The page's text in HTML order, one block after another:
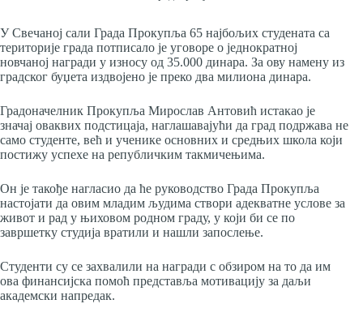
У Свечаној сали Града Прокупља 65 најбољих студената са
територије града потписало је уговоре о једнократној
новчаној награди у износу од 35.000 динара. За ову намену из
градског буџета издвојено је преко два милиона динара.
Градоначелник Прокупља Мирослав Антовић истакао је
значај оваквих подстицаја, наглашавајући да град подржава не
само студенте, већ и ученике основних и средњих школа који
постижу успехе на републичким такмичењима.
Он је такође нагласио да ће руководство Града Прокупља
настојати да овим младим људима створи адекватне услове за
живот и рад у њиховом родном граду, у који би се по
завршетку студија вратили и нашли запослење.
Студенти су се захвалили на награди с обзиром на то да им
ова финансијска помоћ представља мотивацију за даљи
академски напредак.